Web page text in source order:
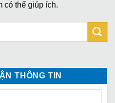
có thể giúp ích.
THÔNG TIN